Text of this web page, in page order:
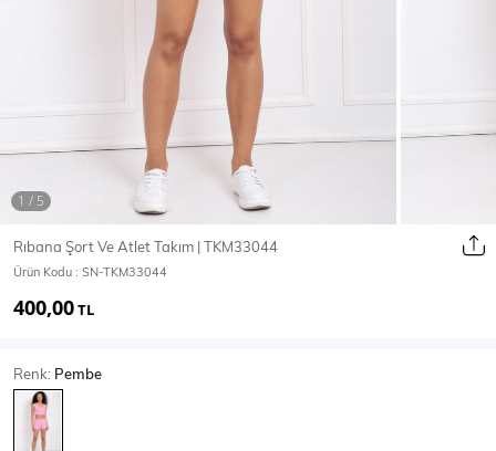
Mont & Kaban
T-Shirt
Rıbana Şort Ve Atlet Takım | TKM33044
Ürün Kodu : SN-TKM33044
400,00TL
Renk: Pembe